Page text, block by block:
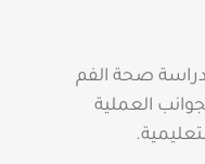
صحة الفم
العملية